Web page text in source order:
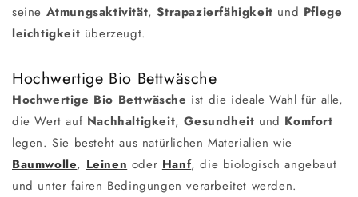
seine Atmungsaktivität,Strapazierfähigkeit und Pflege
leichtigkeit überzeugt.
Hochwertige Bio Bettwäsche
Hochwertige Bio Bettwäsche ist die ideale Wahl für alle,
die Wert auf Nachhaltigkeit,Gesundheit und Komfort
legen. Sie besteht aus natürlichen Materialien wie
Baumwolle, Leinen oder Hanf, die biologisch angebaut
und unter fairen Bedingungen verarbeitet werden.